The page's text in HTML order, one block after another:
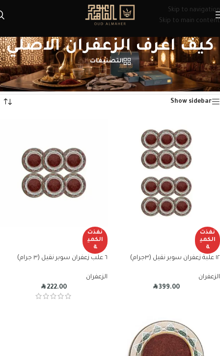
Skip to navigation
Skip to main content
كيف اعرف الزعفران الاصلي​
التصنيفات
الرئيسية/منتجات تحت الوسم “كيف اعرف الزعفران الاصلي​”
عرض ⁦3⁩ من كل النتائج
Show sidebar
نفذت
الكمي
ة
١٢ علبة زعفران سوبر نقيل (٣جرام)
الزعفران
R399.00
نفذت
الكمي
ة
٦ علب زعفران سوبر نقيل (٣ جرام)
الزعفران
R222.00